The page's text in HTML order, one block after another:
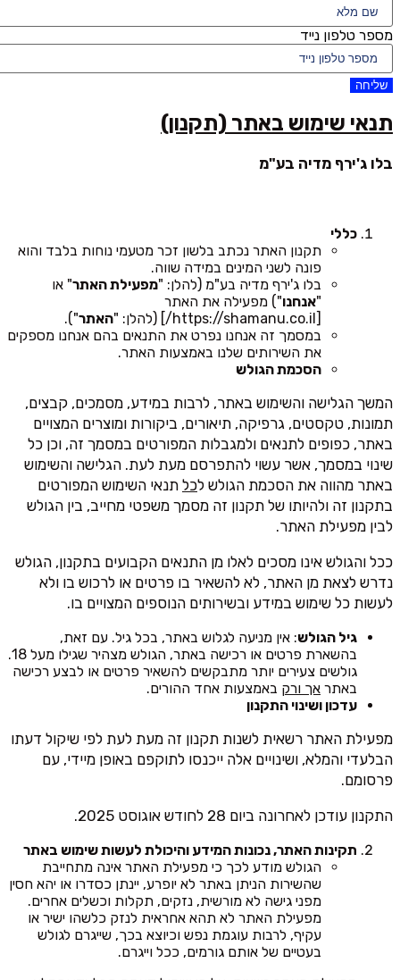
מספר טלפון נייד
שליחה
תנאי שימוש באתר (תקנון)
בלו ג'ירף מדיה בע"מ
כללי
תקנון האתר נכתב בלשון זכר מטעמי נוחות בלבד והוא
פונה לשני המינים במידה שווה.
בלו ג'ירף מדיה בע"מ (להלן: "מפעילת האתר" או
"אנחנו") מפעילה את האתר
[https://shamanu.co.il/] (להלן: "
האתר").
במסמך זה אנחנו נפרט את התנאים בהם אנחנו מספקים
את השירותים שלנו באמצעות האתר.
הסכמת הגולש
המשך הגלישה והשימוש באתר, לרבות במידע, מסמכים, קבצים,
תמונות, טקסטים, גרפיקה, תיאורים, ביקורות ומוצרים המצויים
באתר, כפופים לתנאים ולמגבלות המפורטים במסמך זה, וכן כל
שינוי במסמך, אשר עשוי להתפרסם מעת לעת. הגלישה והשימוש
באתר מהווה את הסכמת הגולש לכל תנאי השימוש המפורטים
בתקנון זה ולהיותו של תקנון זה מסמך משפטי מחייב, בין הגולש
לבין מפעילת האתר.
ככל והגולש אינו מסכים לאלו מן התנאים הקבועים בתקנון, הגולש
נדרש לצאת מן האתר, לא להשאיר בו פרטים או לרכוש בו ולא
לעשות כל שימוש במידע ובשירותים הנוספים המצויים בו.
גיל הגולש: אין מניעה לגלוש באתר, בכל גיל. עם זאת,
בהשארת פרטים או רכישה באתר, הגולש מצהיר שגילו מעל 18.
גולשים צעירים יותר מתבקשים להשאיר פרטים או לבצע רכישה
באתר אך ורק באמצעות אחד ההורים.
עדכון ושינוי התקנון
מפעילת האתר רשאית לשנות תקנון זה מעת לעת לפי שיקול דעתו
הבלעדי והמלא, ושינויים אלה ייכנסו לתוקפם באופן מיידי, עם
פרסומם.
התקנון עודכן לאחרונה ביום 28 לחודש אוגוסט 2025.
תקינות האתר, נכונות המידע והיכולת לעשות שימוש באתר
הגולש מודע לכך כי מפעילת האתר אינה מתחייבת
שהשירות הניתן באתר לא יופרע, יינתן כסדרו או יהא חסין
מפני גישה לא מורשית, נזקים, תקלות וכשלים אחרים.
מפעילת האתר לא תהא אחראית לנזק כלשהו ישיר או
עקיף, לרבות עוגמת נפש וכיוצא בכך, שייגרם לגולש
בעטיים של אותם גורמים, ככל וייגרם.